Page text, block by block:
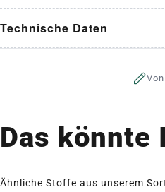
Technische Daten
Das könnte
Ähnliche Stoffe aus unserem